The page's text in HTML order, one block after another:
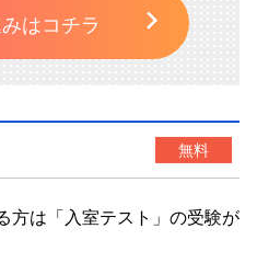
はコチラ
無料
方は「入室テスト 」の受験が